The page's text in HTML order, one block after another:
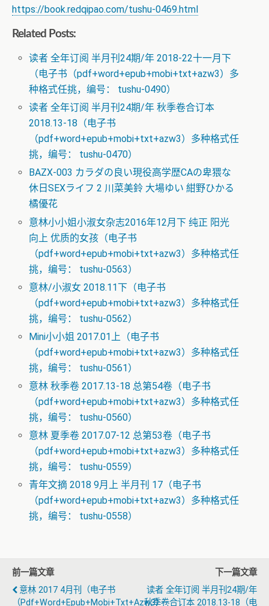
https://book.redqipao.com/tushu-0469.html
Related Posts:
读者 全年订阅 半月刊24期/年 2018-22十一月下
（电子书（pdf+word+epub+mobi+txt+azw3）多
种格式任挑，编号： tushu-0490）
读者 全年订阅 半月刊24期/年 秋季卷合订本
2018.13-18（电子书
（pdf+word+epub+mobi+txt+azw3）多种格式任
挑，编号： tushu-0470）
BAZX-003 カラダの良い現役高学歴CAの卑猥な
休日SEXライフ 2 川菜美鈴 大場ゆい 紺野ひかる
橘優花
意林小小姐小淑女杂志2016年12月下 纯正 阳光
向上 优质的女孩（电子书
（pdf+word+epub+mobi+txt+azw3）多种格式任
挑，编号： tushu-0563）
意林/小淑女 2018.11下（电子书
（pdf+word+epub+mobi+txt+azw3）多种格式任
挑，编号： tushu-0562）
Mini小小姐 2017.01上（电子书
（pdf+word+epub+mobi+txt+azw3）多种格式任
挑，编号： tushu-0561）
意林 秋季卷 2017.13-18 总第54卷（电子书
（pdf+word+epub+mobi+txt+azw3）多种格式任
挑，编号： tushu-0560）
意林 夏季卷 2017.07-12 总第53卷（电子书
（pdf+word+epub+mobi+txt+azw3）多种格式任
挑，编号： tushu-0559）
青年文摘 2018 9月上 半月刊 17（电子书
（pdf+word+epub+mobi+txt+azw3）多种格式任
挑，编号： tushu-0558）
前一篇文章
意林 2017 4月刊（电子书
（pdf+word+epub+mobi+txt+azw3）
下一篇文章
读者 全年订阅 半月刊24期/年
秋季卷合订本 2018.13-18（电